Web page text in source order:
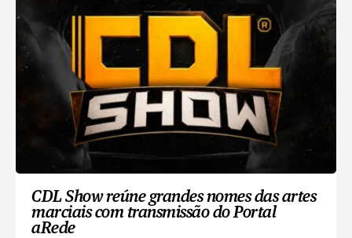
CDL Show reúne grandes nomes das artes
marciais com transmissão do Portal
aRede